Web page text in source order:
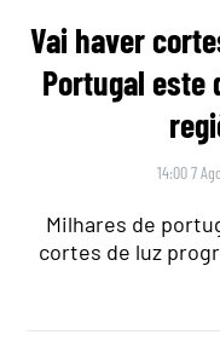
Vai haver
Portugal este
14:00 7
Milhares de
cortes de luz